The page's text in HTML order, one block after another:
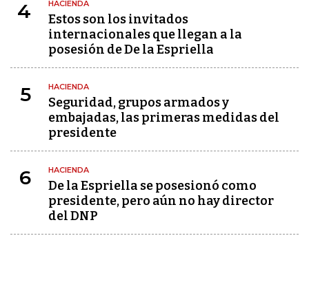
4 HACIENDA
Estos son los invitados
internacionales que llegan a la
posesión de De la Espriella
5 HACIENDA
Seguridad, grupos armados y
embajadas, las primeras medidas del
presidente
6 HACIENDA
De la Espriella se posesionó como
presidente, pero aún no hay director
del DNP